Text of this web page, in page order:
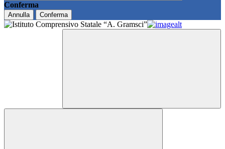
Conferma
Annulla Conferma